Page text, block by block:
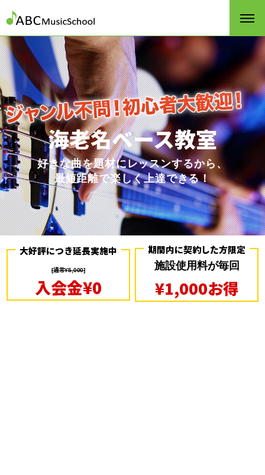
海老名ベース教室
好きな曲を題材にレッスンするから、
最短距離で楽しく上達できる！
大好評につき延長実施中
[通常¥5,000]
入会金¥0
期間内に契約した方限定
施設使用料が毎回
¥1,000お得